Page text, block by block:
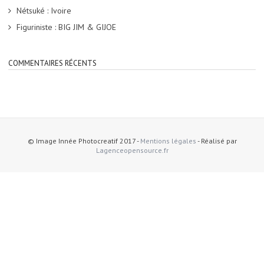
Nétsuké : Ivoire
Figuriniste : BIG JIM & GIJOE
COMMENTAIRES RÉCENTS
© Image Innée Photocreatif 2017 - Mentions légales - Réalisé par
Lagenceopensource.fr